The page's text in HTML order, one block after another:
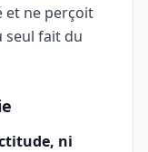
et ne perçoit
seul fait du
ni